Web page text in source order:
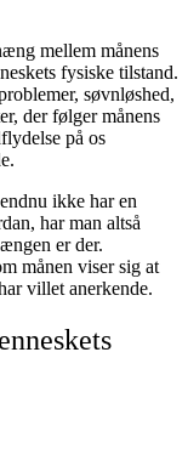
mellem månens
fysiske tilstand.
søvnløshed,
der følger månens
på os
ikke har en
har man altså
er der.
månen viser sig at
villet anerkende.